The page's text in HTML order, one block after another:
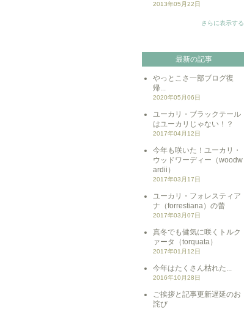
2013年05月22日
さらに表示する
最新の記事
やっとこさ一部ブログ復
帰...
2020年05月06日
ユーカリ・ブラックテール
はユーカリじゃない！？
2017年04月12日
今年も咲いた！ユーカリ・
ウッドワーディー（woodw
ardii）
2017年03月17日
ユーカリ・フォレスティア
ナ（forrestiana）の蕾
2017年03月07日
真冬でも健気に咲くトルク
ァータ（torquata）
2017年01月12日
今年はたくさん枯れた...
2016年10月28日
ご挨拶と記事更新遅延のお
詫び